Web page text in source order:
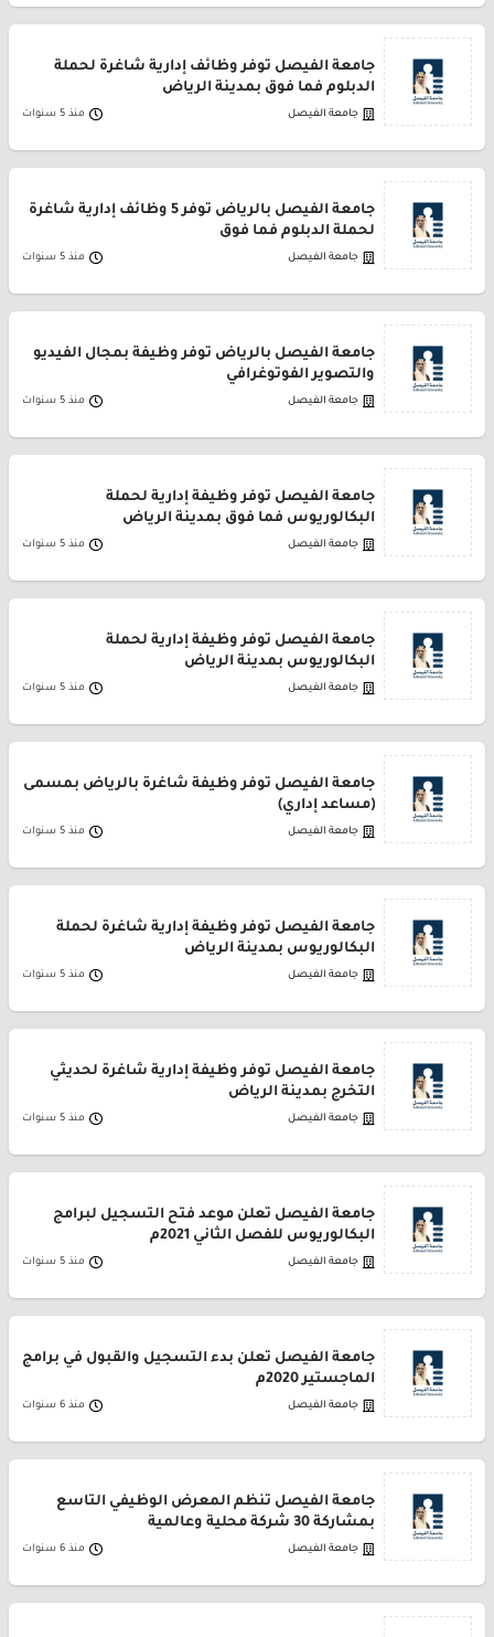
جامعة الفيصل توفر وظائف إدارية شاغرة لحملة
الدبلوم فما فوق بمدينة الرياض
جامعة الفيصل منذ 5 سنوات
جامعة الفيصل بالرياض توفر 5 وظائف إدارية شاغرة
لحملة الدبلوم فما فوق
جامعة الفيصل منذ 5 سنوات
جامعة الفيصل بالرياض توفر وظيفة بمجال الفيديو
والتصوير الفوتوغرافي
جامعة الفيصل منذ 5 سنوات
جامعة الفيصل توفر وظيفة إدارية لحملة
البكالوريوس فما فوق بمدينة الرياض
جامعة الفيصل منذ 5 سنوات
جامعة الفيصل توفر وظيفة إدارية لحملة
البكالوريوس بمدينة الرياض
جامعة الفيصل منذ 5 سنوات
جامعة الفيصل توفر وظيفة شاغرة بالرياض بمسمى
(مساعد إداري)
جامعة الفيصل منذ 5 سنوات
جامعة الفيصل توفر وظيفة إدارية شاغرة لحملة
البكالوريوس بمدينة الرياض
جامعة الفيصل منذ 5 سنوات
جامعة الفيصل توفر وظيفة إدارية شاغرة لحديثي
التخرج بمدينة الرياض
جامعة الفيصل منذ 5 سنوات
جامعة الفيصل تعلن موعد فتح التسجيل لبرامج
البكالوريوس للفصل الثاني 2021م
جامعة الفيصل منذ 5 سنوات
جامعة الفيصل تعلن بدء التسجيل والقبول في برامج
الماجستير 2020م
جامعة الفيصل منذ 6 سنوات
جامعة الفيصل تنظم المعرض الوظيفي التاسع
بمشاركة 30 شركة محلية وعالمية
جامعة الفيصل منذ 6 سنوات